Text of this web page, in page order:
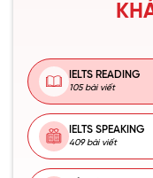
IELTS READING
105 bài viết
IELTS SPEAKING
409 bài viết